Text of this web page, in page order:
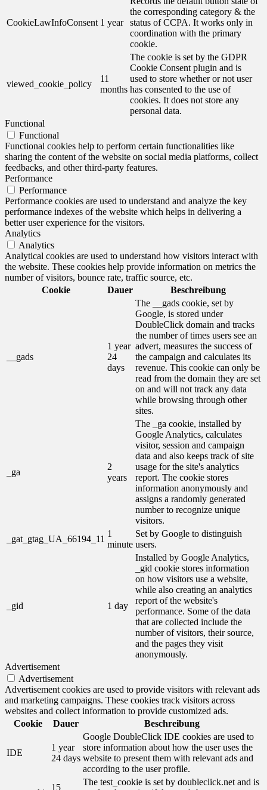
CookieLawInfoConsent 1 year
the corresponding category & the
status of CCPA. It works only in
coordination with the primary
cookie.
viewed_cookie_policy
11
months
The cookie is set by the GDPR
Cookie Consent plugin and is
used to store whether or not user
has consented to the use of
cookies. It does not store any
personal data.
Functional
Functional
Functional cookies help to perform certain functionalities like
sharing the content of the website on social media platforms, collect
feedbacks, and other third-party features.
Performance
Performance
Performance cookies are used to understand and analyze the key
performance indexes of the website which helps in delivering a
better user experience for the visitors.
Analytics
Analytics
Analytical cookies are used to understand how visitors interact with
the website. These cookies help provide information on metrics the
number of visitors, bounce rate, traffic source, etc.
Cookie
Dauer Beschreibung
__gads
1 year
24
days
The __gads cookie, set by
Google, is stored under
DoubleClick domain and tracks
the number of times users see an
advert, measures the success of
the campaign and calculates its
revenue. This cookie can only be
read from the domain they are set
on and will not track any data
while browsing through other
sites.
_ga
2
years
The _ga cookie, installed by
Google Analytics, calculates
visitor, session and campaign
data and also keeps track of site
usage for the site's analytics
report. The cookie stores
information anonymously and
assigns a randomly generated
number to recognize unique
visitors.
_gat_gtag_UA_66194_11
1
minute
Set by Google to distinguish
users.
_gid 1 day
Installed by Google Analytics,
_gid cookie stores information
on how visitors use a website,
while also creating an analytics
report of the website's
performance. Some of the data
that are collected include the
number of visitors, their source,
and the pages they visit
anonymously.
Advertisement
Advertisement
Advertisement cookies are used to provide visitors with relevant ads
and marketing campaigns. These cookies track visitors across
websites and collect information to provide customized ads.
Cookie
Dauer Beschreibung
IDE
1 year
24 days
Google DoubleClick IDE cookies are used to
store information about how the user uses the
website to present them with relevant ads and
according to the user profile.
15
The test_cookie is set by doubleclick.net and is